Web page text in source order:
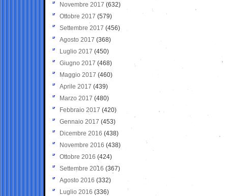
Novembre 2017 (632)
Ottobre 2017 (579)
Settembre 2017 (456)
Agosto 2017 (368)
Luglio 2017 (450)
Giugno 2017 (468)
Maggio 2017 (460)
Aprile 2017 (439)
Marzo 2017 (480)
Febbraio 2017 (420)
Gennaio 2017 (453)
Dicembre 2016 (438)
Novembre 2016 (438)
Ottobre 2016 (424)
Settembre 2016 (367)
Agosto 2016 (332)
Luglio 2016 (336)